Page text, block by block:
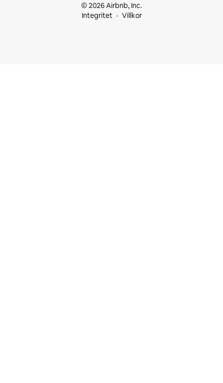
© 2026 Airbnb, Inc.
Integritet
Villkor